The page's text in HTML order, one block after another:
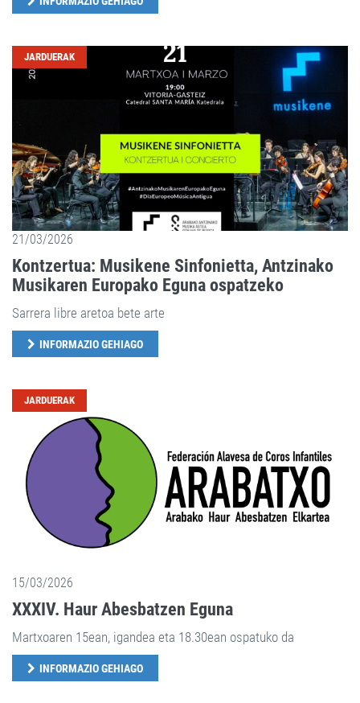
JARDUERAK
21/03/2026
Kontzertua: Musikene Sinfonietta, Antzinako
Musikaren Europako Eguna ospatzeko
Sarrera libre aretoa bete arte
INFORMAZIO GEHIAGO
JARDUERAK
15/03/2026
XXXIV. Haur Abesbatzen Eguna
Martxoaren 15ean, igandea eta 18.30ean ospatuko da
INFORMAZIO GEHIAGO